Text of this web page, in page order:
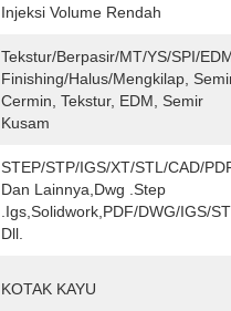
Injeksi Volume Rendah
Tekstur/Berpasir/MT/YS/SPI/
Finishing/halus/mengkilap,
Cermin, Tekstur, EDM, Semir
Kusam
STEP/STP/IGS/XT/STL/CAD/
Dan Lainnya,Dwg .step
.igs,solidwork,PDF/DWG/IGS/
Dll.
KOTAK KAYU